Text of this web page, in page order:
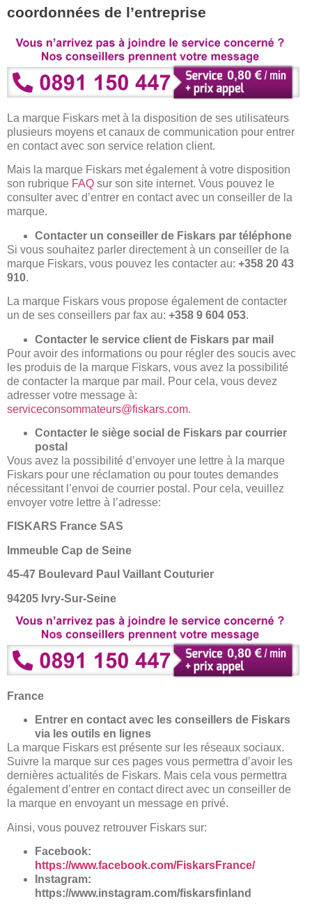
coordonnées de l’entreprise
La marque Fiskars met à la disposition de ses utilisateurs
plusieurs moyens et canaux de communication pour entrer
en contact avec son service relation client.
Mais la marque Fiskars met également à votre disposition
son rubrique FAQ sur son site internet. Vous pouvez le
consulter avec d’entrer en contact avec un conseiller de la
marque.
Contacter un conseiller de Fiskars par téléphone
Si vous souhaitez parler directement à un conseiller de la
marque Fiskars, vous pouvez les contacter au: +358 20 43
910.
La marque Fiskars vous propose également de contacter
un de ses conseillers par fax au: +358 9 604 053.
Contacter le service client de Fiskars par mail
Pour avoir des informations ou pour régler des soucis avec
les produis de la marque Fiskars, vous avez la possibilité
de contacter la marque par mail. Pour cela, vous devez
adresser votre message à:
serviceconsommateurs@fiskars.com.
Contacter le siège social de Fiskars par courrier
postal
Vous avez la possibilité d’envoyer une lettre à la marque
Fiskars pour une réclamation ou pour toutes demandes
nécessitant l’envoi de courrier postal. Pour cela, veuillez
envoyer votre lettre à l’adresse:
FISKARS France SAS
Immeuble Cap de Seine
45-47 Boulevard Paul Vaillant Couturier
94205 Ivry-Sur-Seine
France
Entrer en contact avec les conseillers de Fiskars
via les outils en lignes
La marque Fiskars est présente sur les réseaux sociaux.
Suivre la marque sur ces pages vous permettra d’avoir les
dernières actualités de Fiskars. Mais cela vous permettra
également d’entrer en contact direct avec un conseiller de
la marque en envoyant un message en privé.
Ainsi, vous pouvez retrouver Fiskars sur:
Facebook:
https://www.facebook.com/FiskarsFrance/
Instagram:
https://www.instagram.com/fiskarsfinland